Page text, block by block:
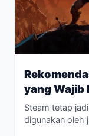
yang Wajib
Steam tetap
digunakan oleh